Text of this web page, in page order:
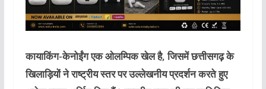
कायाकिंग-केनोईंग एक ओलम्पिक खेल है, जिसमें छत्तीसगढ़ के
खिलाड़ियों ने राष्ट्रीय स्तर पर उल्लेखनीय प्रदर्शन करते हुए